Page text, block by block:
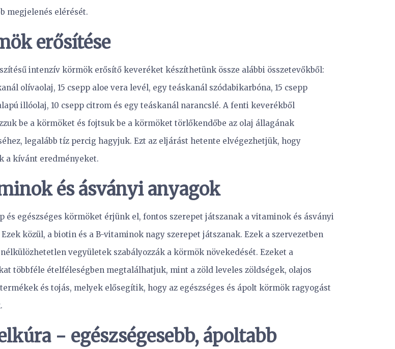
megjelenés elérését.
erősítése
intenzív körmök erősítő keveréket készíthetünk össze alábbi összetevőkből:
olívaolaj, 15 csepp aloe vera levél, egy teáskanál szódabikarbóna, 15 csepp
illóolaj, 10 csepp citrom és egy teáskanál narancslé. A fenti keverékből
be a körmöket és fojtsuk be a körmöket törlőkendőbe az olaj állagának
legalább tíz percig hagyjuk. Ezt az eljárást hetente elvégezhetjük, hogy
a kívánt eredményeket.
és ásványi anyagok
és egészséges körmöket érjünk el, fontos szerepet játszanak a vitaminok és ásványi
közül, a biotin és a B-vitaminok nagy szerepet játszanak. Ezek a szervezetben
vegyületek szabályozzák a körmök növekedését. Ezeket a
többféle ételféleségben megtalálhatjuk, mint a zöld leveles zöldségek, olajos
és tojás, melyek elősegítik, hogy az egészséges és ápolt körmök ragyogást
− egészségesebb, ápoltabb